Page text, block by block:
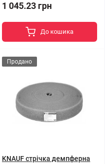
1 045.23 грн
До кошика
Продано
KNAUF стрічка демпферна